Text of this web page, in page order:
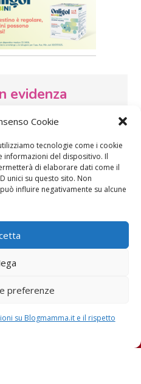
Cookie
tecnologie come i cookie
informazioni del dispositivo. Il
di elaborare dati come il
unici su questo sito. Non
influire negativamente su alcune
preferenze
su Blogmamma.it e il rispetto
evidenza
SOS Pediatra